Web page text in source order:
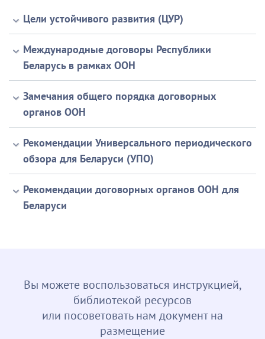
Цели устойчивого развития (ЦУР)
Международные договоры Республики
Беларусь в рамках ООН
Замечания общего порядка договорных
органов ООН
Рекомендации Универсального периодического
обзора для Беларуси (УПО)
Рекомендации договорных органов ООН для
Беларуси
Вы можете воспользоваться инструкцией,
библиотекой ресурсов
или посоветовать нам документ на
размещение